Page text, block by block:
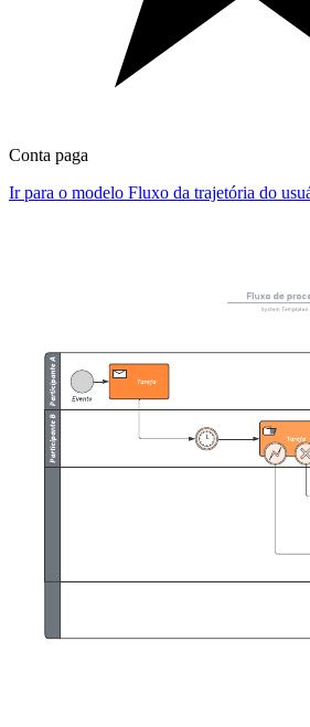
Conta paga
Ir para o modelo Fluxo da trajetória do